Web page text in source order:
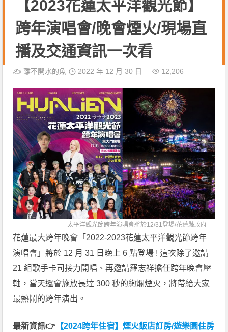
【2023花蓮太平洋觀光節】
跨年演唱會/晚會煙火/現場直
播及交通資訊一次看
✍️離不開水的魚 2022 年 12 月 30 日 12,206
太平洋觀光節跨年演唱會將於12/31登場/花蓮縣政府
花蓮最大跨年晚會「2022-2023花蓮太平洋觀光節跨年
演唱會」將於 12 月 31 日晚上 6 點登場 ! 這次除了邀請
21 組歌手卡司接力開唱、再邀請羅志祥擔任跨年晚會壓
軸，當天還會施放長達 300 秒的絢爛煙火，將帶給大家
最熱鬧的跨年演出。
最新資訊👉 【2024跨年住宿】煙火飯店訂房/遊樂園住房